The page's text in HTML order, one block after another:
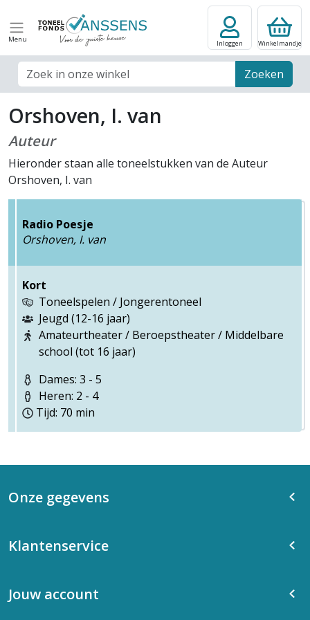
Menu
Zoek veld Zoeken
Inloggen Winkelmandje
Orshoven, I. van
Auteur
Hieronder staan alle toneelstukken van de Auteur
Orshoven, I. van
Radio Poesje
Orshoven, I. van
Kort
Toneelspelen / Jongerentoneel
Jeugd (12-16 jaar)
Amateurtheater / Beroepstheater / Middelbare
school (tot 16 jaar)
Dames: 3 - 5
Heren: 2 - 4
Tijd: 70 min
Onze gegevens
Klantenservice
Jouw account